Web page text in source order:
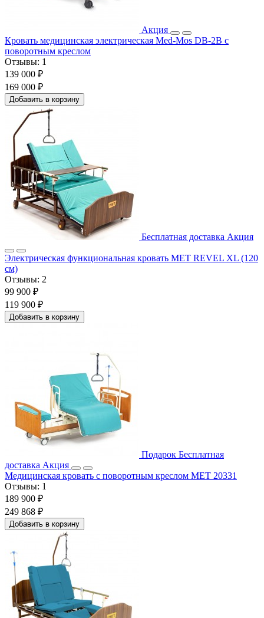
Акция
Кровать медицинская электрическая Med-Mos DB-2B с
поворотным креслом
Отзывы: 1
139 000 ₽
169 000 ₽
Добавить в корзину
Бесплатная доставка Акция
Электрическая функциональная кровать MET REVEL XL (120
см)
Отзывы: 2
99 900 ₽
119 900 ₽
Добавить в корзину
Подарок Бесплатная
доставка Акция
Медицинская кровать с поворотным креслом МЕТ 20331
Отзывы: 1
189 900 ₽
249 868 ₽
Добавить в корзину